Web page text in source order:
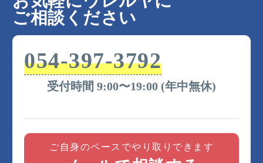
ご相談ください
054-397-3792
受付時間 9:00〜19:00 (年中無休)
ご自身のペースでやり取りできます